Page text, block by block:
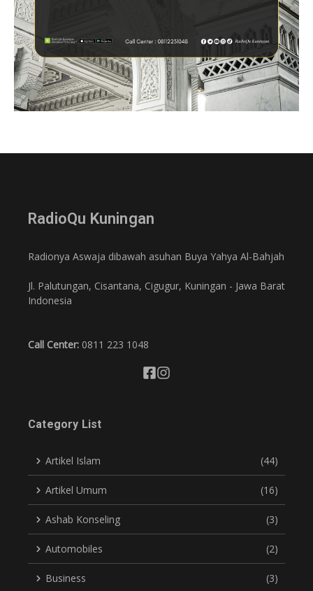
RadioQu Kuningan
Radionya Aswaja dibawah asuhan Buya Yahya Al-Bahjah
Jl. Palutungan, Cisantana, Cigugur, Kuningan - Jawa Barat
Indonesia
Call Center: 0811 223 1048
Category List
Artikel Islam (44)
Artikel Umum (16)
Ashab Konseling (3)
Automobiles (2)
Business (3)